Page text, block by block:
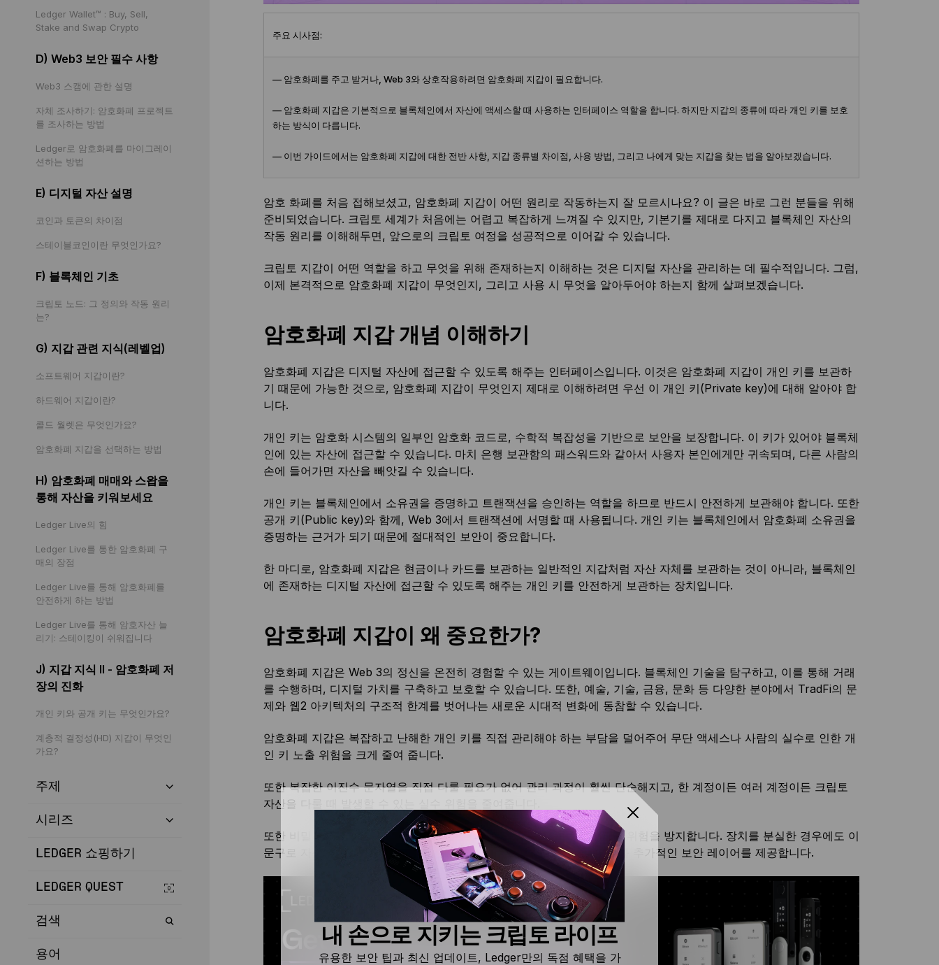
Ledger Wallet™ : Buy, Sell,
Stake and Swap Crypto
D) Web3 보안 필수 사항
Web3 스캠에 관한 설명
자체 조사하기: 암호화폐 프로젝트
를 조사하는 방법
Ledger로 암호화폐를 마이그레이
션하는 방법
E) 디지털 자산 설명
코인과 토큰의 차이점
스테이블코인이란 무엇인가요?
F) 블록체인 기초
크립토 노드: 그 정의와 작동 원리
는?
G) 지갑 관련 지식(레벨업)
소프트웨어 지갑이란?
하드웨어 지갑이란?
콜드 월렛은 무엇인가요?
암호화폐 지갑을 선택하는 방법
H) 암호화폐 매매와 스왑을
통해 자산을 키워보세요
Ledger Live의 힘
Ledger Live를 통한 암호화폐 구
매의 장점
Ledger Live를 통해 암호화폐를
안전하게 하는 방법
Ledger Live를 통해 암호자산 늘
리기: 스테이킹이 쉬워집니다
J) 지갑 지식 II - 암호화폐 저
장의 진화
개인 키와 공개 키는 무엇인가요?
계층적 결정성(HD) 지갑이 무엇인
가요?
주제
시리즈
LEDGER 쇼핑하기
LEDGER QUEST
검색
용어
주요 시사점:
— 암호화폐를 주고 받거나, Web 3와 상호작용하려면 암호화폐 지갑이 필요합니다.
— 암호화폐 지갑은 기본적으로 블록체인에서 자산에 액세스할 때 사용하는 인터페이스 역할을 합니다. 하지만 지갑의 종류에 따라 개인 키를 보호
하는 방식이 다릅니다.
— 이번 가이드에서는 암호화폐 지갑에 대한 전반 사항, 지갑 종류별 차이점, 사용 방법, 그리고 나에게 맞는 지갑을 찾는 법을 알아보겠습니다.
암호 화폐를 처음 접해보셨고, 암호화폐 지갑이 어떤 원리로 작동하는지 잘 모르시나요? 이 글은 바로 그런 분들을 위해
준비되었습니다. 크립토 세계가 처음에는 어렵고 복잡하게 느껴질 수 있지만, 기본기를 제대로 다지고 블록체인 자산의
작동 원리를 이해해두면, 앞으로의 크립토 여정을 성공적으로 이어갈 수 있습니다.
크립토 지갑이 어떤 역할을 하고 무엇을 위해 존재하는지 이해하는 것은 디지털 자산을 관리하는 데 필수적입니다. 그럼,
이제 본격적으로 암호화폐 지갑이 무엇인지, 그리고 사용 시 무엇을 알아두어야 하는지 함께 살펴보겠습니다.
암호화폐 지갑 개념 이해하기
암호화폐 지갑은 디지털 자산에 접근할 수 있도록 해주는 인터페이스입니다. 이것은 암호화폐 지갑이 개인 키를 보관하
기 때문에 가능한 것으로, 암호화폐 지갑이 무엇인지 제대로 이해하려면 우선 이 개인 키(Private key)에 대해 알아야 합
니다.
개인 키는 암호화 시스템의 일부인 암호화 코드로, 수학적 복잡성을 기반으로 보안을 보장합니다. 이 키가 있어야 블록체
인에 있는 자산에 접근할 수 있습니다. 마치 은행 보관함의 패스워드와 같아서 사용자 본인에게만 귀속되며, 다른 사람의
손에 들어가면 자산을 빼앗길 수 있습니다.
개인 키는 블록체인에서 소유권을 증명하고 트랜잭션을 승인하는 역할을 하므로 반드시 안전하게 보관해야 합니다. 또한
공개 키(Public key)와 함께, Web 3에서 트랜잭션에 서명할 때 사용됩니다. 개인 키는 블록체인에서 암호화폐 소유권을
증명하는 근거가 되기 때문에 절대적인 보안이 중요합니다.
한 마디로, 암호화폐 지갑은 현금이나 카드를 보관하는 일반적인 지갑처럼 자산 자체를 보관하는 것이 아니라, 블록체인
에 존재하는 디지털 자산에 접근할 수 있도록 해주는 개인 키를 안전하게 보관하는 장치입니다.
암호화폐 지갑이 왜 중요한가?
암호화폐 지갑은 Web 3의 정신을 온전히 경험할 수 있는 게이트웨이입니다. 블록체인 기술을 탐구하고, 이를 통해 거래
를 수행하며, 디지털 가치를 구축하고 보호할 수 있습니다. 또한, 예술, 기술, 금융, 문화 등 다양한 분야에서 TradFi의 문
제와 웹2 아키텍처의 구조적 한계를 벗어나는 새로운 시대적 변화에 동참할 수 있습니다.
암호화폐 지갑은 복잡하고 난해한 개인 키를 직접 관리해야 하는 부담을 덜어주어 무단 액세스나 사람의 실수로 인한 개
인 키 노출 위험을 크게 줄여 줍니다.
또한 복잡한 이진수 문자열을 직접 다룰 필요가 없어 관리 과정이 훨씬 단순해지고, 한 계정이든 여러 계정이든 크립토
자산을 다룰 때 발생할 수 있는 실수 위험을 줄여줍니다.
또한 비밀 복구 문구(또는 시드 문구)와 같은 복구 기능을 통해 자산 손실 위험을 방지합니다. 장치를 분실한 경우에도 이
문구로 자산 액세스 권한을 복구할 수 있어, Web 3 환경에서 더 큰 안심과 추가적인 보안 레이어를 제공합니다.
내 손으로 지키는 크립토 라이프
유용한 보안 팁과 최신 업데이트, Ledger만의 독점 혜택을 가